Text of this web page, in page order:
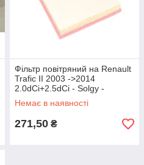
Фільтр повітряний на Renault
Trafic II 2003 ->2014
2.0dCi+2.5dCi - Solgy -
103065
Немає в наявності
271,50 ₴